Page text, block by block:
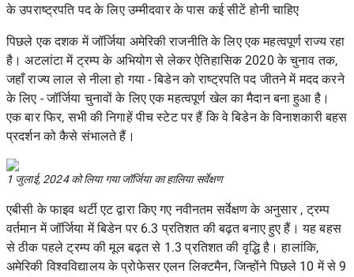
के उपराष्ट्रपति पद के लिए उम्मीदवार के पास कई सीटें होनी चाहिए
पिछले एक दशक में जॉर्जिया अमेरिकी राजनीति के लिए एक महत्वपूर्ण राज्य रहा
है। अटलांटा में ट्रम्प के अभियोग से लेकर ऐतिहासिक 2020 के चुनाव तक,
जहाँ राज्य लाल से नीला हो गया - बिडेन को राष्ट्रपति पद जीतने में मदद करने
के लिए - जॉर्जिया चुनावों के लिए एक महत्वपूर्ण खेल का मैदान बना हुआ है।
एक बार फिर, सभी की निगाहें पीच स्टेट पर हैं कि वे बिडेन के विनाशकारी बहस
प्रदर्शन को कैसे संभालते हैं।
1 जुलाई, 2024 को लिया गया जॉर्जिया का हालिया सर्वेक्षण
एबीसी के फाइव थर्टी एटद्वारा किए गए नवीनतम सर्वेक्षण के अनुसार , ट्रम्प
वर्तमान में जॉर्जिया में बिडेन पर 6.3 प्रतिशत की बढ़त बनाए हुए हैं। यह बहस
से ठीक पहले ट्रम्प की मूल बढ़त से 1.3 प्रतिशत की वृद्धि है। हालांकि,
अमेरिकी विश्वविद्यालय के प्रोफेसर एलन लिक्टमैन, जिन्होंने पिछले 10 में से 9